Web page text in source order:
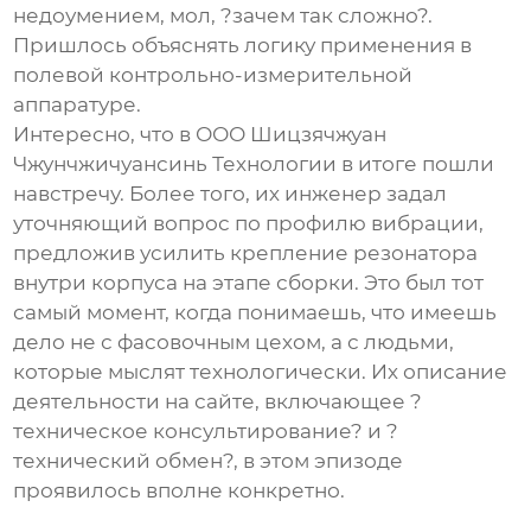
недоумением, мол, ?зачем так сложно?.
Пришлось объяснять логику применения в
полевой контрольно-измерительной
аппаратуре.
Интересно, что в ООО Шицзячжуан
Чжунчжичуансинь Технологии в итоге пошли
навстречу. Более того, их инженер задал
уточняющий вопрос по профилю вибрации,
предложив усилить крепление резонатора
внутри корпуса на этапе сборки. Это был тот
самый момент, когда понимаешь, что имеешь
дело не с фасовочным цехом, а с людьми,
которые мыслят технологически. Их описание
деятельности на сайте, включающее ?
техническое консультирование? и ?
технический обмен?, в этом эпизоде
проявилось вполне конкретно.